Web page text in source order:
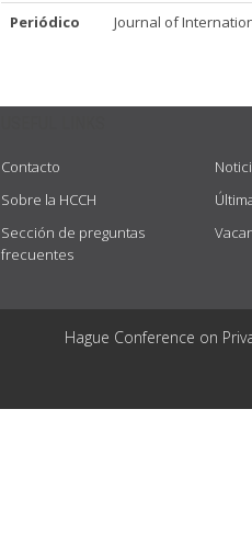
Periódico Journal of
Contacto
Sobre la HCCH
Sección de preguntas
frecuentes
Hague Conference on